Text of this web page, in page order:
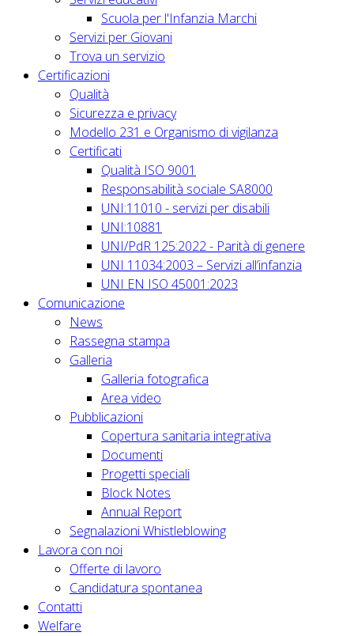
Scuola per l'Infanzia Marchi
Servizi per Giovani
Trova un servizio
Certificazioni
Qualità
Sicurezza e privacy
Modello 231 e Organismo di vigilanza
Certificati
Qualità ISO 9001
Responsabilità sociale SA8000
UNI:11010 - servizi per disabili
UNI:10881
UNI/PdR 125:2022 - Parità di genere
UNI 11034:2003 – Servizi all’infanzia
UNI EN ISO 45001:2023
Comunicazione
News
Rassegna stampa
Galleria
Galleria fotografica
Area video
Pubblicazioni
Copertura sanitaria integrativa
Documenti
Progetti speciali
Block Notes
Annual Report
Segnalazioni Whistleblowing
Lavora con noi
Offerte di lavoro
Candidatura spontanea
Contatti
Welfare